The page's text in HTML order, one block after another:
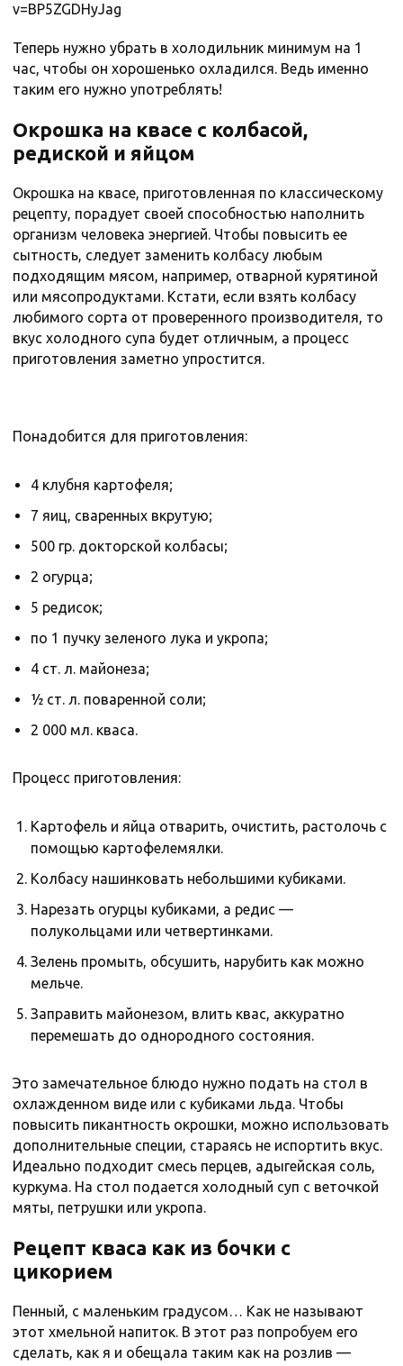
v=BP5ZGDHyJag
Теперь нужно убрать в холодильник минимум на 1
час, чтобы он хорошенько охладился. Ведь именно
таким его нужно употреблять!
Окрошка на квасе с колбасой,
редиской и яйцом
Окрошка на квасе, приготовленная по классическому
рецепту, порадует своей способностью наполнить
организм человека энергией. Чтобы повысить ее
сытность, следует заменить колбасу любым
подходящим мясом, например, отварной курятиной
или мясопродуктами. Кстати, если взять колбасу
любимого сорта от проверенного производителя, то
вкус холодного супа будет отличным, а процесс
приготовления заметно упростится.
Понадобится для приготовления:
4 клубня картофеля;
7 яиц, сваренных вкрутую;
500 гр. докторской колбасы;
2 огурца;
5 редисок;
по 1 пучку зеленого лука и укропа;
4 ст. л. майонеза;
½ ст. л. поваренной соли;
2 000 мл. кваса.
Процесс приготовления:
Картофель и яйца отварить, очистить, растолочь с
помощью картофелемялки.
Колбасу нашинковать небольшими кубиками.
Нарезать огурцы кубиками, а редис —
полукольцами или четвертинками.
Зелень промыть, обсушить, нарубить как можно
мельче.
Заправить майонезом, влить квас, аккуратно
перемешать до однородного состояния.
Это замечательное блюдо нужно подать на стол в
охлажденном виде или с кубиками льда. Чтобы
повысить пикантность окрошки, можно использовать
дополнительные специи, стараясь не испортить вкус.
Идеально подходит смесь перцев, адыгейская соль,
куркума. На стол подается холодный суп с веточкой
мяты, петрушки или укропа.
Рецепт кваса как из бочки с
цикорием
Пенный, с маленьким градусом… Как не называют
этот хмельной напиток. В этот раз попробуем его
сделать, как я и обещала таким как на розлив —